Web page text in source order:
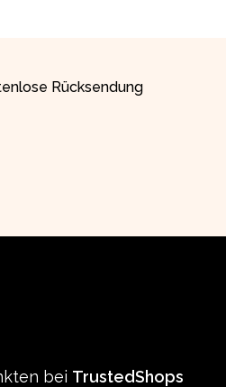
Rücksendung
bei TrustedShops